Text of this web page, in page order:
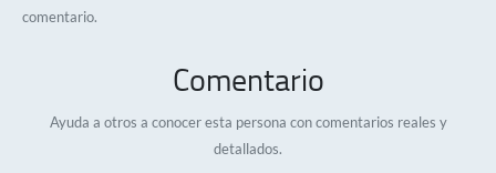
comentario.
Comentario
Ayuda a otros a conocer esta persona con comentarios reales y
detallados.